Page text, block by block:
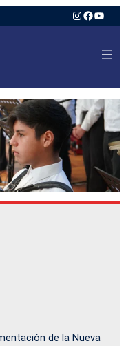
Instagram
de la Nueva